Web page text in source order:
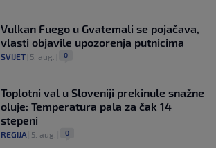
Vulkan Fuego u Gvatemali se pojačava,
vlasti objavile upozorenja putnicima
SVIJET 5. aug. 0
Toplotni val u Sloveniji prekinule snažne
oluje: Temperatura pala za čak 14
stepeni
REGIJA 5. aug. 0